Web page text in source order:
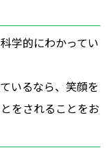
学的にわかってい
いるなら、笑顔を
をされることをお